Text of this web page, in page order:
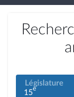
Législature
15e